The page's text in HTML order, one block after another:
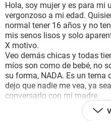
SEXUALIDAD
GLOSARIO
Hola, soy mujer y es para mi
vergonzoso a mi edad.
normal tener 16 años y no
mis senos lisos y solo
X motivo.
Veo demás chicas y todas
míos son como de bebé, no
su forma, NADA. Es un tema
dejo que nadie me vea, ya
conversarlo con mi madre.
Y para ser más clara, aquí
el mío no existe la mayor